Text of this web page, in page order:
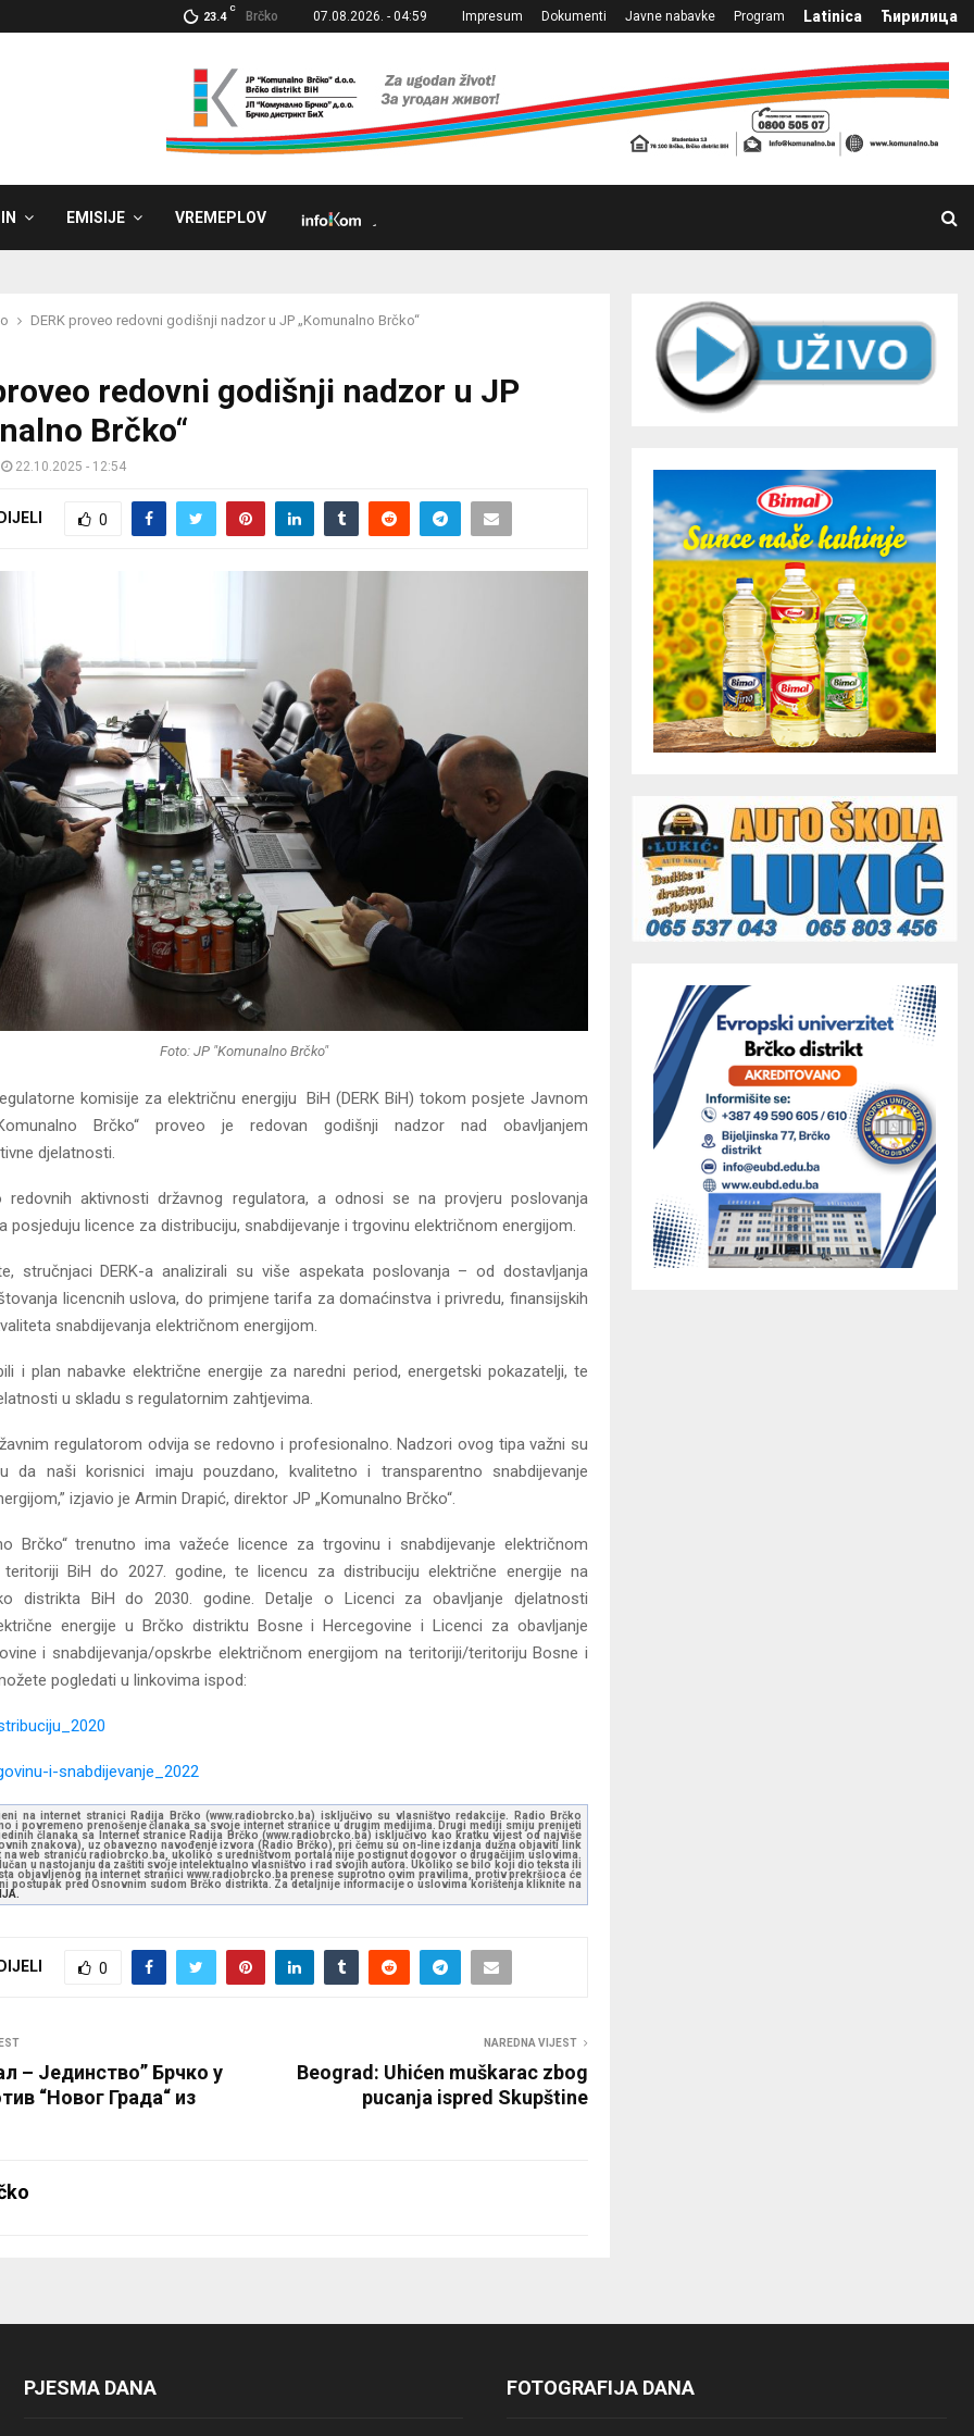
23.4
C
Brčko 07.08.2026. - 04:59 Impresum Dokumenti Javne nabavke Program Latinica Ћирилица
EMISIJE VREMEPLOV
DERK proveo redovni godišnji nadzor u JP „Komunalno Brčko“
redovni godišnji nadzor u JP
Brčko“
22.10.2025 - 12:54
0
Foto: JP "Komunalno Brčko"
komisije za električnu energiju BiH (DERK BiH) tokom posjete Javnom
Brčko“ proveo je redovan godišnji nadzor nad obavljanjem
djelatnosti.
redovnih aktivnosti državnog regulatora, a odnosi se na provjeru poslovanja
posjeduju licence za distribuciju, snabdijevanje i trgovinu električnom energijom.
stručnjaci DERK-a analizirali su više aspekata poslovanja – od dostavljanja
licencnih uslova, do primjene tarifa za domaćinstva i privredu, finansijskih
snabdijevanja električnom energijom.
i plan nabavke električne energije za naredni period, energetski pokazatelji, te
u skladu s regulatornim zahtjevima.
regulatorom odvija se redovno i profesionalno. Nadzori ovog tipa važni su
da naši korisnici imaju pouzdano, kvalitetno i transparentno snabdijevanje
izjavio je Armin Drapić, direktor JP „Komunalno Brčko“.
Brčko“ trenutno ima važeće licence za trgovinu i snabdijevanje električnom
BiH do 2027. godine, te licencu za distribuciju električne energije na
distrikta BiH do 2030. godine. Detalje o Licenci za obavljanje djelatnosti
energije u Brčko distriktu Bosne i Hercegovine i Licenci za obavljanje
i snabdijevanja/opskrbe električnom energijom na teritoriji/teritoriju Bosne i
pogledati u linkovima ispod:
i-snabdijevanje_2022
na internet stranici Radija Brčko (www.radiobrcko.ba) isključivo su vlasništvo redakcije. Radio Brčko
i povremeno prenošenje članaka sa svoje internet stranice u drugim medijima. Drugi mediji smiju prenijeti
članaka sa Internet stranice Radija Brčko (www.radiobrcko.ba) isključivo kao kratku vijest od najviše
znakova), uz obavezno navođenje izvora (Radio Brčko), pri čemu su on-line izdanja dužna objaviti link
na web stranicu radiobrcko.ba, ukoliko s uredništvom portala nije postignut dogovor o drugačijim uslovima.
u nastojanju da zaštiti svoje intelektualno vlasništvo i rad svojih autora. Ukoliko se bilo koji dio teksta ili
objavljenog na internet stranici www.radiobrcko.ba prenese suprotno ovim pravilima, protiv prekršioca će
postupak pred Osnovnim sudom Brčko distrikta. Za detaljnije informacije o uslovima korištenja kliknite na
0
– Јединство” Брчко у
“Новог Града“ из
NAREDNA VIJEST
Beograd: Uhićen muškarac zbog
pucanja ispred Skupštine
PJESMA DANA FOTOGRAFIJA DANA